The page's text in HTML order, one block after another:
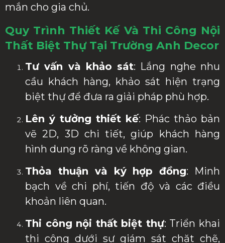
mắn cho gia chủ.
Quy Trình Thiết Kế Và Thi Công Nội
Thất Biệt Thự Tại Trường Anh Decor
Tư vấn và khảo sát: Lắng nghe nhu
cầu khách hàng, khảo sát hiện trạng
biệt thự để đưa ra giải pháp phù hợp.
Lên ý tưởng thiết kế: Phác thảo bản
vẽ 2D, 3D chi tiết, giúp khách hàng
hình dung rõ ràng về không gian.
Thỏa thuận và ký hợp đồng: Minh
bạch về chi phí, tiến độ và các điều
khoản liên quan.
Thi công nội thất biệt thự: Triển khai
thi công dưới sự giám sát chặt chẽ,